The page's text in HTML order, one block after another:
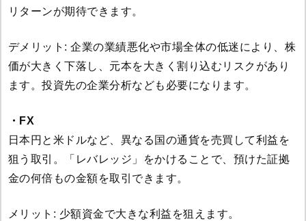
リターンが期待できます。
デメリット: 企業の業績悪化や市場全体の低迷により、株
価が大きく下落し、元本を大きく割り込むリスクがあり
ます。投資先の企業分析なども必要になります。
・FX
日本円と米ドルなど、異なる国の通貨を売買して利益を
狙う取引。「レバレッジ」をかけることで、預けた証拠
金の何倍もの金額を取引できます。
メリット: 少額資金で大きな利益を狙えます。